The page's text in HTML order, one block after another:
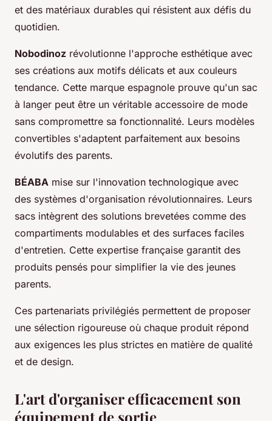
et des matériaux durables qui résistent aux défis du
quotidien.
Nobodinoz révolutionne l'approche esthétique avec
ses créations aux motifs délicats et aux couleurs
tendance. Cette marque espagnole prouve qu'un sac
à langer peut être un véritable accessoire de mode
sans compromettre sa fonctionnalité. Leurs modèles
convertibles s'adaptent parfaitement aux besoins
évolutifs des parents.
BÉABA mise sur l'innovation technologique avec
des systèmes d'organisation révolutionnaires. Leurs
sacs intègrent des solutions brevetées comme des
compartiments modulables et des surfaces faciles
d'entretien. Cette expertise française garantit des
produits pensés pour simplifier la vie des jeunes
parents.
Ces partenariats privilégiés permettent de proposer
une sélection rigoureuse où chaque produit répond
aux exigences les plus strictes en matière de qualité
et de design.
L'art d'organiser efficacement son
équipement de sortie